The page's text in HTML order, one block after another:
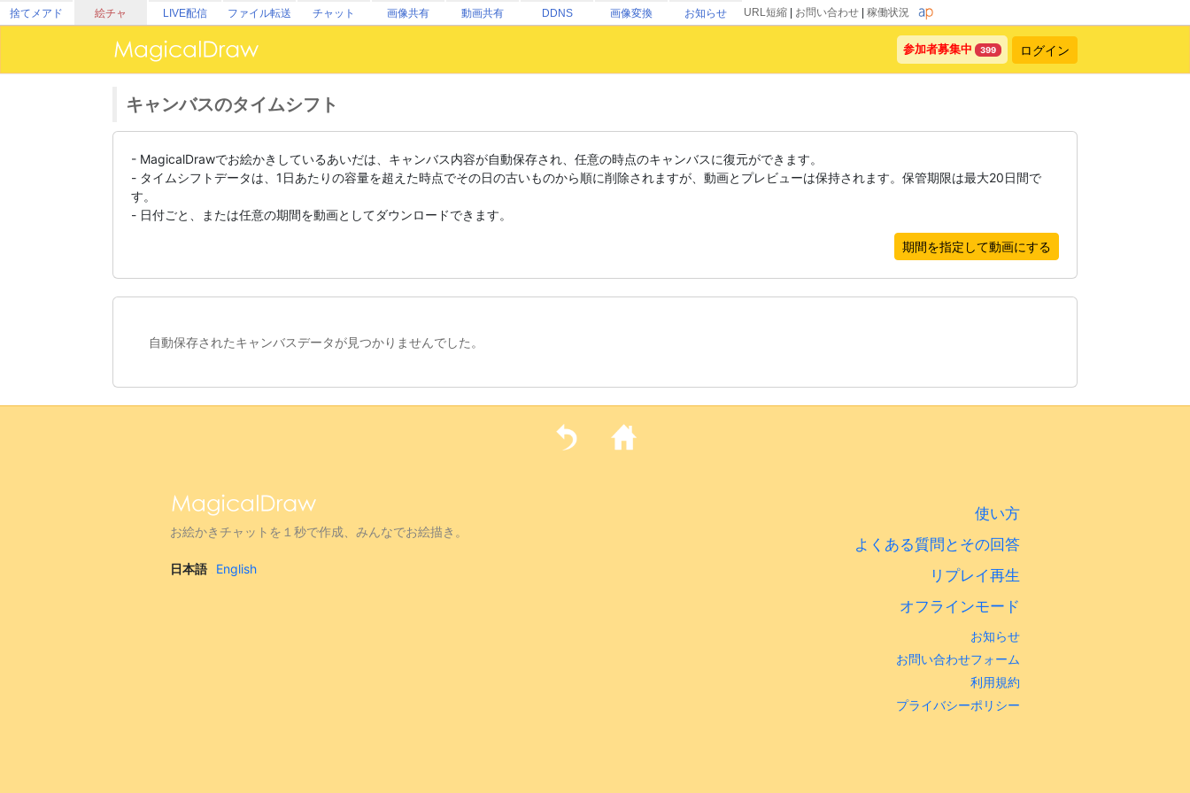
捨てメアド 絵チャ LIVE配信 ファイル転送 チャット 画像共有 動画共有 DDNS 画像変換 お知らせ URL短縮 お問い合わせ 稼働状況
参加者募集中 399 ログイン
キャンバスのタイムシフト
- MagicalDrawでお絵かきしているあいだは、キャンバス内容が自動保存され、任意の時点のキャンバスに復元ができます。
- タイムシフトデータは、1日あたりの容量を超えた時点でその日の古いものから順に削除されますが、動画とプレビューは保持されます。保管期限は最大20日間で
す。
- 日付ごと、または任意の期間を動画としてダウンロードできます。
期間を指定して動画にする
自動保存されたキャンバスデータが見つかりませんでした。
お絵かきチャットを１秒で作成、みんなでお絵描き。
日本語 English
使い方
よくある質問とその回答
リプレイ再生
オフラインモード
お知らせ
お問い合わせフォーム
利用規約
プライバシーポリシー